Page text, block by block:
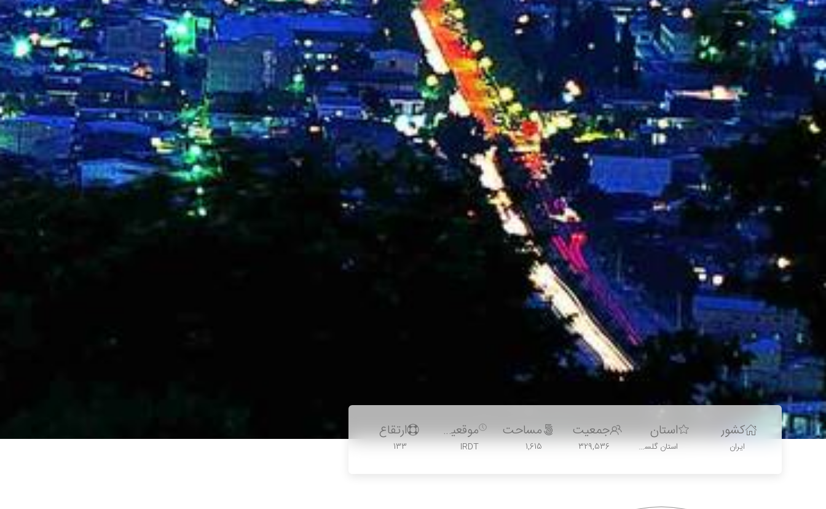
کشور
ایران
استان
استان گلستان
جمعیت
329,536
مساحت
1,615
موقعیت زمانی
IRDT
ارتقاع
133